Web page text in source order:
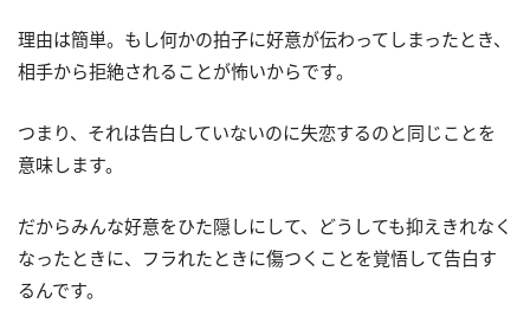
理由は簡単。もし何かの拍子に好意が伝わってしまったとき、
相手から拒絶されることが怖いからです。
つまり、それは告白していないのに失恋するのと同じことを
意味します。
だからみんな好意をひた隠しにして、どうしても抑えきれなく
なったときに、フラれたときに傷つくことを覚悟して告白す
るんです。